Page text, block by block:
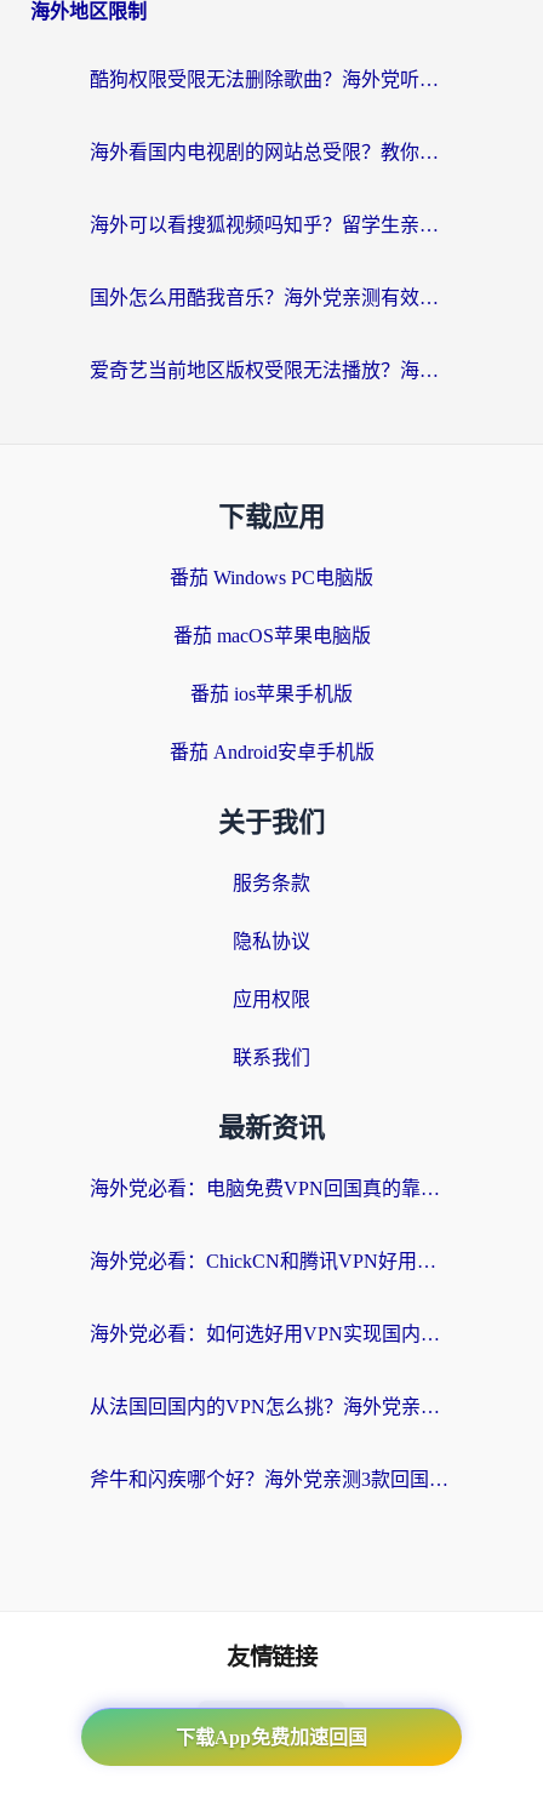
海外地区限制
酷狗权限受限无法删除歌曲？海外党听国内音乐的终极解决方案来了
海外看国内电视剧的网站总受限？教你选对回国加速器，轻松追热剧
海外可以看搜狐视频吗知乎？留学生亲测有效的回国加速器选择指南
国外怎么用酷我音乐？海外党亲测有效的回国加速方案，附千千音乐中文歌收听指南
爱奇艺当前地区版权受限无法播放？海外党追剧看电影的终极解决方案来了
下载应用
番茄 Windows PC电脑版
番茄 macOS苹果电脑版
番茄 ios苹果手机版
番茄 Android安卓手机版
关于我们
服务条款
隐私协议
应用权限
联系我们
最新资讯
海外党必看：电脑免费VPN回国真的靠谱吗？附实测对比与最优方案指南
海外党必看：ChickCN和腾讯VPN好用吗？3招选对回国加速器，告别地区限制
海外党必看：如何选好用VPN实现国内资源无缝访问？从越南到全球都适用
从法国回国内的VPN怎么挑？海外党亲测：稳定、多端、安全才是关键
斧牛和闪疾哪个好？海外党亲测3款回国加速器，教你选到不踩坑的那一款
下载App免费加速回国
友情链接
番茄加速器